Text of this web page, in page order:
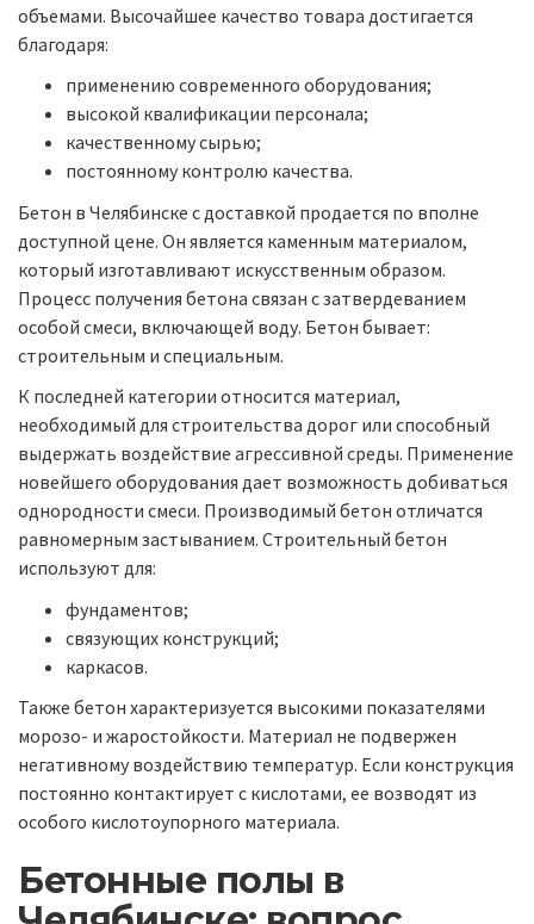
объемами. Высочайшее качество товара достигается
благодаря:
применению современного оборудования;
высокой квалификации персонала;
качественному сырью;
постоянному контролю качества.
Бетон в Челябинске с доставкой продается по вполне
доступной цене. Он является каменным материалом,
который изготавливают искусственным образом.
Процесс получения бетона связан с затвердеванием
особой смеси, включающей воду. Бетон бывает:
строительным и специальным.
К последней категории относится материал,
необходимый для строительства дорог или способный
выдержать воздействие агрессивной среды. Применение
новейшего оборудования дает возможность добиваться
однородности смеси. Производимый бетон отличатся
равномерным застыванием. Строительный бетон
используют для:
фундаментов;
связующих конструкций;
каркасов.
Также бетон характеризуется высокими показателями
морозо- и жаростойкости. Материал не подвержен
негативному воздействию температур. Если конструкция
постоянно контактирует с кислотами, ее возводят из
особого кислотоупорного материала.
Бетонные полы в